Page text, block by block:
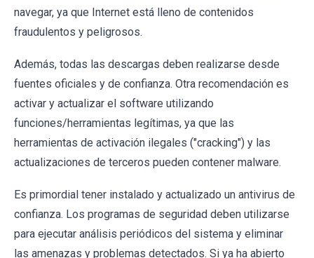
navegar, ya que Internet está lleno de contenidos
fraudulentos y peligrosos.
Además, todas las descargas deben realizarse desde
fuentes oficiales y de confianza. Otra recomendación es
activar y actualizar el software utilizando
funciones/herramientas legítimas, ya que las
herramientas de activación ilegales ("cracking") y las
actualizaciones de terceros pueden contener malware.
Es primordial tener instalado y actualizado un antivirus de
confianza. Los programas de seguridad deben utilizarse
para ejecutar análisis periódicos del sistema y eliminar
las amenazas y problemas detectados. Si ya ha abierto